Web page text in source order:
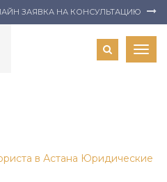
ЗАЯВКА НА КОНСУЛЬТАЦИЮ
в Астана Юридические